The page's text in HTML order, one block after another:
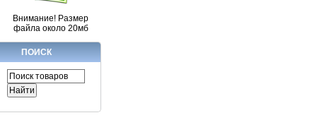
Внимание! Размер
файла около 20мб
ПОИСК